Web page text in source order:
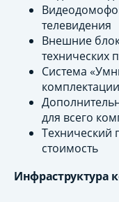
телевидения
Внешние
технических
Система
комплектации
для всего
Технический
стоимость
Инфраструктура